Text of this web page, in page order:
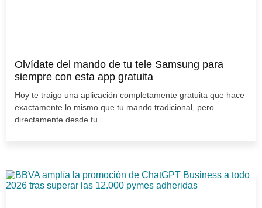
Olvídate del mando de tu tele Samsung para
siempre con esta app gratuita
Hoy te traigo una aplicación completamente gratuita que hace
exactamente lo mismo que tu mando tradicional, pero
directamente desde tu...